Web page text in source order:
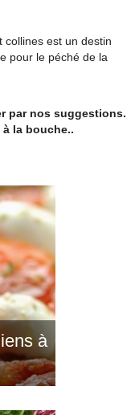
collines est un destin
pour le péché de la
par nos suggestions.
la bouche..
à